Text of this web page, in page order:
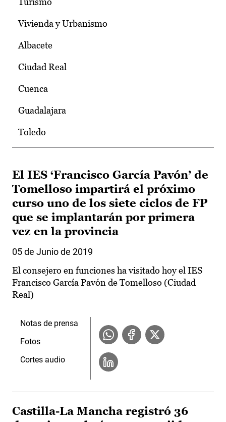
Vivienda y Urbanismo
Albacete
Ciudad Real
Cuenca
Guadalajara
Toledo
El IES ‘Francisco García Pavón’ de
Tomelloso impartirá el próximo
curso uno de los siete ciclos de FP
que se implantarán por primera
vez en la provincia
05 de Junio de 2019
El consejero en funciones ha visitado hoy el IES
Francisco García Pavón de Tomelloso (Ciudad
Real)
Notas de prensa
Fotos
Cortes audio
Castilla-La Mancha registró 36